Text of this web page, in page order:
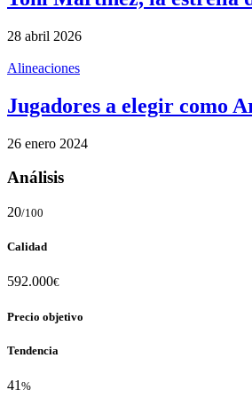
28 abril 2026
Alineaciones
Jugadores a elegir como
26 enero 2024
Análisis
20/100
Calidad
592.000€
Precio objetivo
Tendencia
41 %